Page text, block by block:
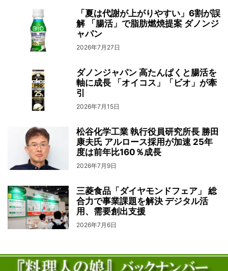
「夏は代謝が上がりやすい」6割が誤
解 「腸活」で脂肪燃焼提案 ダノンジ
ャパン
2026年7月27日
ダノンジャパン 高たんぱくと腸活を
軸に成長 「オイコス」「ビオ」が牽
引
2026年7月15日
松谷化学工業 執行役員研究所長 勝田
康夫氏 アルロース採用が加速 25年
度は前年比160％成長
2026年7月9日
三菱食品「ダイヤモンドフェア」 総
合力で事業課題を解決 デジタル活
用、需要創出支援
2026年7月6日